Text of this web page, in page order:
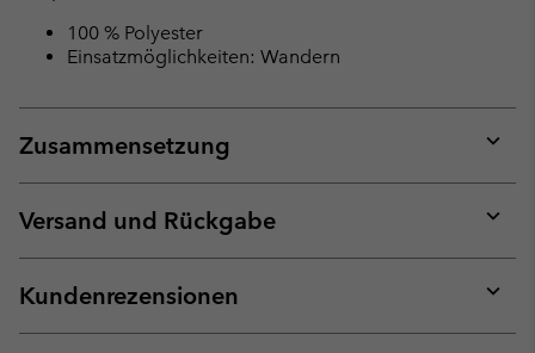
100 % Polyester
Einsatzmöglichkeiten: Wandern
Zusammensetzung
or
Versand und Rückgabe
or
Kundenrezensionen
or